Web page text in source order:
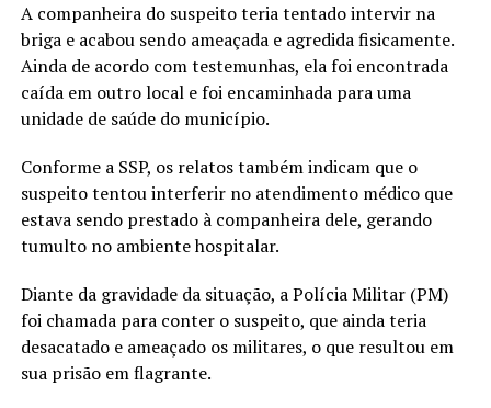
A companheira do suspeito teria tentado intervir na
briga e acabou sendo ameaçada e agredida fisicamente.
Ainda de acordo com testemunhas, ela foi encontrada
caída em outro local e foi encaminhada para uma
unidade de saúde do município.
Conforme a SSP, os relatos também indicam que o
suspeito tentou interferir no atendimento médico que
estava sendo prestado à companheira dele, gerando
tumulto no ambiente hospitalar.
Diante da gravidade da situação, a Polícia Militar (PM)
foi chamada para conter o suspeito, que ainda teria
desacatado e ameaçado os militares, o que resultou em
sua prisão em flagrante.